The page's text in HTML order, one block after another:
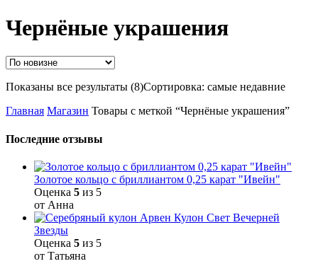
Чернёные украшения
Показаны все результаты (8)Сортировка: самые недавние
Главная Магазин Товары с меткой “Чернёные украшения”
Последние отзывы
Золотое кольцо с бриллиантом 0,25 карат "Ивейн"
Оценка 5 из 5
от Анна
Кулон Свет Вечерней
Звезды
Оценка 5 из 5
от Татьяна